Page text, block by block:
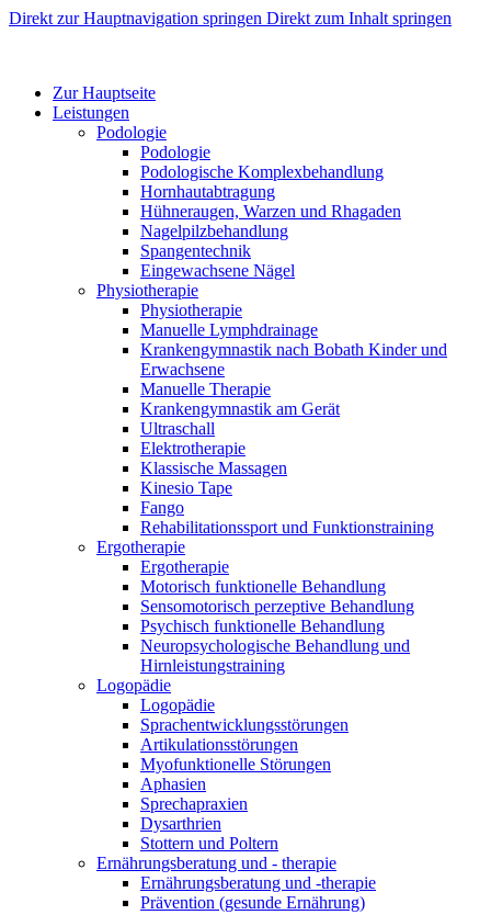
Direkt zur Hauptnavigation springen Direkt zum Inhalt springen
Zur Hauptseite
Leistungen
Podologie
Podologie
Podologische Komplexbehandlung
Hornhautabtragung
Hühneraugen, Warzen und Rhagaden
Nagelpilzbehandlung
Spangentechnik
Eingewachsene Nägel
Physiotherapie
Physiotherapie
Manuelle Lymphdrainage
Krankengymnastik nach Bobath Kinder und
Erwachsene
Manuelle Therapie
Krankengymnastik am Gerät
Ultraschall
Elektrotherapie
Klassische Massagen
Kinesio Tape
Fango
Rehabilitationssport und Funktionstraining
Ergotherapie
Ergotherapie
Motorisch funktionelle Behandlung
Sensomotorisch perzeptive Behandlung
Psychisch funktionelle Behandlung
Neuropsychologische Behandlung und
Hirnleistungstraining
Logopädie
Logopädie
Sprachentwicklungsstörungen
Artikulationsstörungen
Myofunktionelle Störungen
Aphasien
Sprechapraxien
Dysarthrien
Stottern und Poltern
Ernährungsberatung und - therapie
Ernährungsberatung und -therapie
Prävention (gesunde Ernährung)